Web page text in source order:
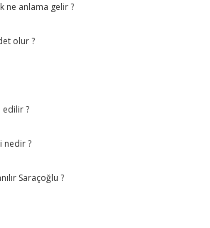
ne anlama gelir ?
olur ?
edilir ?
nedir ?
Saraçoğlu ?